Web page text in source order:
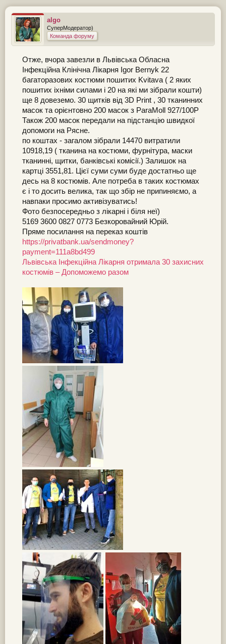
algo
СуперМодератор)
Команда форуму
Отже, вчора завезли в Львівська Обласна
Інфекційна Клінічна Лікарня Igor Bernyk 22
багаторазових костюми пошитих Kvitava ( 2 яких
пошитих іхніми силами і 20 на які ми зібрали кошти)
ще 8 довеземо. 30 щитків від 3D Print , 30 тканинних
масок та орієнтовно 200 масок з ParaMoll 927/100P
Також 200 масок передали на підстанцію швидкої
допомоги на Рясне.
по коштах - загалом зібрали 14470 витратили
10918,19 ( тканина на костюми, фурнітура, маски
тканинні, щитки, банківські комісії.) Залишок на
картці 3551,81. Цієї суми суми буде достатньо ще
десь на 8 костюмів. Але потреба в таких костюмах
є і то досить велика, так що збір не припиняємо, а
навпаки просимо активізуватись!
Фото безпосередньо з лікарні і біля неї)
5169 3600 0827 0773 Безкоровайний Юрій.
Пряме посилання на переказ коштів
https://privatbank.ua/sendmoney?
payment=111a8bd499
Львівська Інфекційна Лікарня отримала 30 захисних
костюмів – Допоможемо разом